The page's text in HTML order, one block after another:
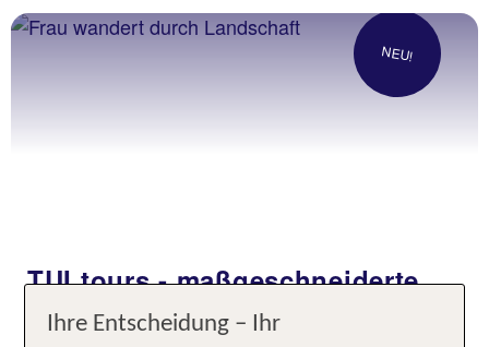
NEU!
TUI tours - maßgeschneiderte
Reiseerlebnisse
Ihre Entscheidung – Ihr